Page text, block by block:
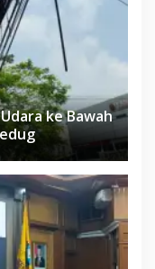
ke Bawah